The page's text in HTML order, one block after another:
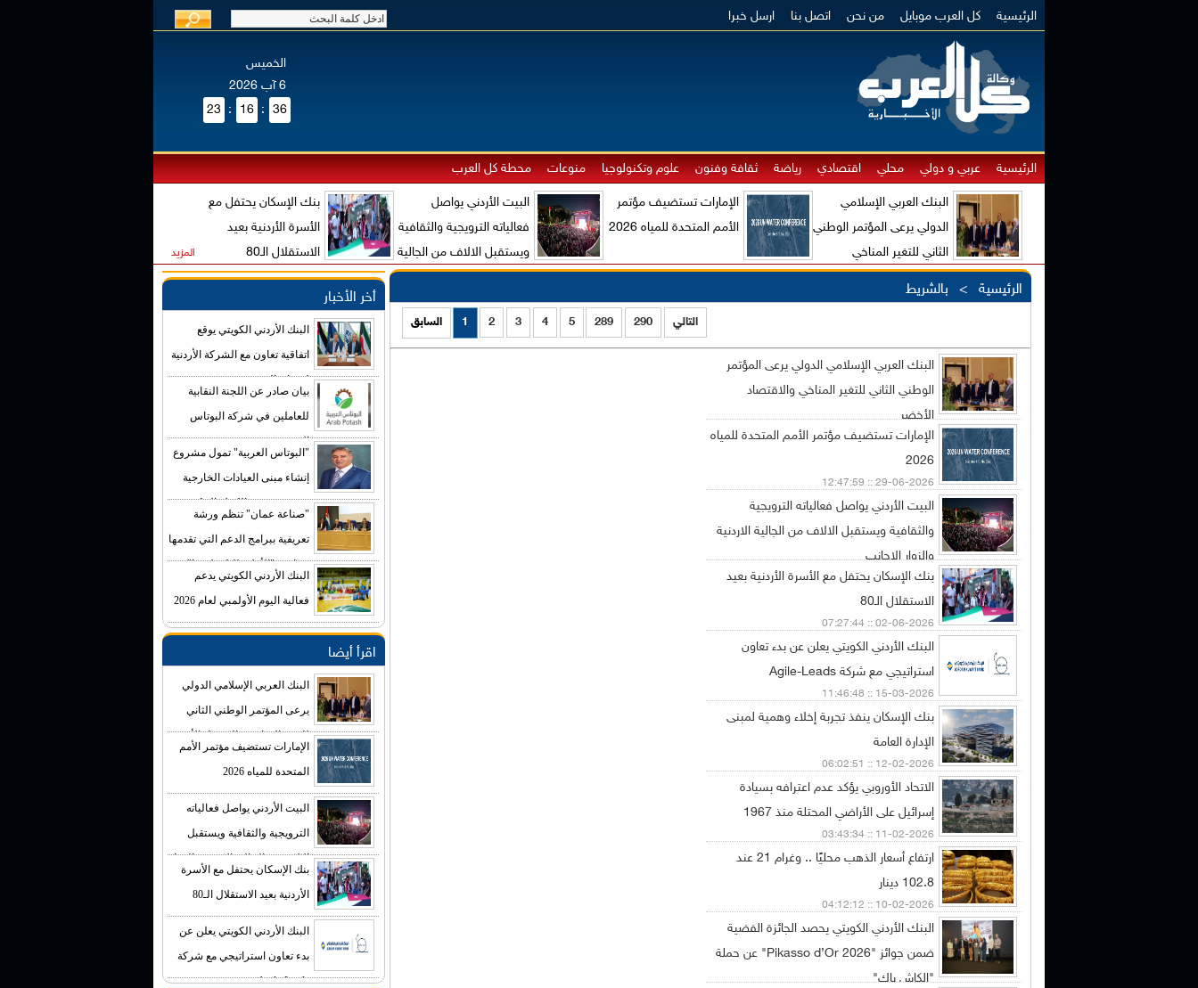
الرئيسية كل العرب موبايل من نحن اتصل بنا ارسل خبرا
الخميس
6 آب 2026
23 : 16 : 37
الرئيسية عربي و دولي محلي اقتصادي رياضة ثقافة وفنون علوم وتكنولوجيا منوعات محطة كل العرب
البنك العربي الإسلامي
الدولي يرعى المؤتمر الوطني
الثاني للتغير المناخي
الإمارات تستضيف مؤتمر
الأمم المتحدة للمياه 2026
البيت الأردني يواصل
فعالياته الترويجية والثقافية
ويستقبل الالاف من الجالية
بنك الإسكان يحتفل مع
الأسرة الأردنية بعيد
الاستقلال الـ80
المزيد
الرئيسية > بالشريط
السابق 1 2 3 4 5 289 290 التالي
البنك العربي الإسلامي الدولي يرعى المؤتمر
الوطني الثاني للتغير المناخي والاقتصاد
الأخضر
01-07-2026 :: 05:05:52
الإمارات تستضيف مؤتمر الأمم المتحدة للمياه
2026
29-06-2026 :: 12:47:59
البيت الأردني يواصل فعالياته الترويجية
والثقافية ويستقبل الالاف من الجالية الاردنية
والزوار الاجانب
28-06-2026 :: 02:41:30
بنك الإسكان يحتفل مع الأسرة الأردنية بعيد
الاستقلال الـ80
02-06-2026 :: 07:27:44
البنك الأردني الكويتي يعلن عن بدء تعاون
استراتيجي مع شركة Agile-Leads
15-03-2026 :: 11:46:48
بنك الإسكان ينفذ تجربة إخلاء وهمية لمبنى
الإدارة العامة
12-02-2026 :: 06:02:51
الاتحاد الأوروبي يؤكد عدم اعترافه بسيادة
إسرائيل على الأراضي المحتلة منذ 1967
11-02-2026 :: 03:43:34
ارتفاع أسعار الذهب محليًا .. وغرام 21 عند
102.8 دينار
10-02-2026 :: 04:12:12
البنك الأردني الكويتي يحصد الجائزة الفضية
ضمن جوائز "Pikasso d’Or 2026" عن حملة
"الكاش باك"
أخر الأخبار
البنك الأردني الكويتي يوقع
اتفاقية تعاون مع الشركة الأردنية
لضمان القروض
بيان صادر عن اللجنة النقابية
للعاملين في شركة البوتاس
العربية
"البوتاس العربية" تمول مشروع
إنشاء مبنى العيادات الخارجية
في مستشفى الكرك الحكومي
بكلفة تصل إلى (4) ملايين دينار
"صناعة عمان" تنظم ورشة
تعريفية ببرامج الدعم التي تقدمها
صناديق "الأعلى للتكنولوجيا"
البنك الأردني الكويتي يدعم
فعالية اليوم الأولمبي لعام 2026
اقرأ أيضا
البنك العربي الإسلامي الدولي
يرعى المؤتمر الوطني الثاني
للتغير المناخي والاقتصاد الأخضر
الإمارات تستضيف مؤتمر الأمم
المتحدة للمياه 2026
البيت الأردني يواصل فعالياته
الترويجية والثقافية ويستقبل
الالاف من الجالية الاردنية والزوار
الاجانب
بنك الإسكان يحتفل مع الأسرة
الأردنية بعيد الاستقلال الـ80
البنك الأردني الكويتي يعلن عن
بدء تعاون استراتيجي مع شركة
Agile-Leads